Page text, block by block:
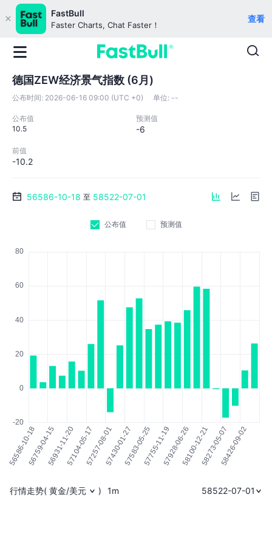
FastBull
Faster Charts, Chat Faster！
查看
德国ZEW经济景气指数 (6月)
公布时间: 2026-06-16 09:00 (UTC +0) 单位: --
公布值
10.5
预测值
-6
前值
-10.2
56586-10-18 至 58522-07-01
公布值 预测值
行情走势( 黄金/美元 ) 1m 58522-07-01